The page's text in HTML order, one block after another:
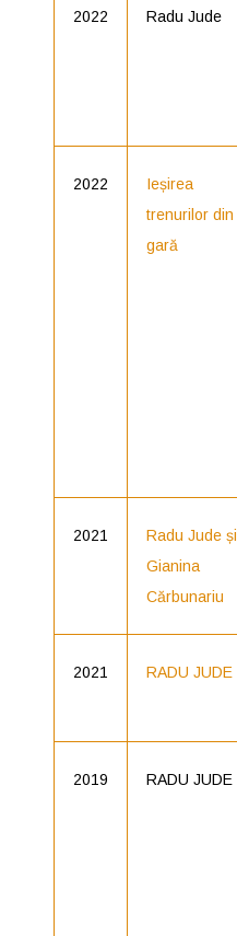
2022 Radu Jude
2022
Ieșirea
trenurilor din
gară
2021
Radu Jude și
Gianina
Cărbunariu
2021 RADU JUDE
2019 RADU JUDE